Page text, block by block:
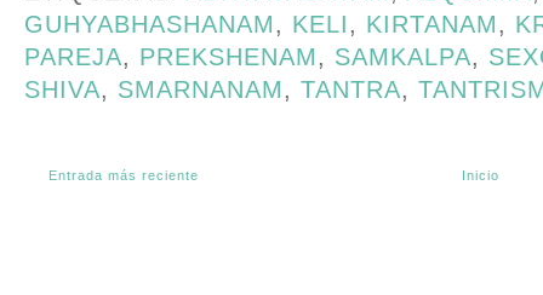
GUHYABHASHANAM , KELI , KIRTANAM ,
PAREJA, PREKSHENAM , SAMKALPA,
SHIVA, SMARNANAM , TANTRA,
Entrada más reciente Inicio